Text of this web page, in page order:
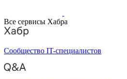
Все сервисы Хабра
Сообщество IT-специалистов